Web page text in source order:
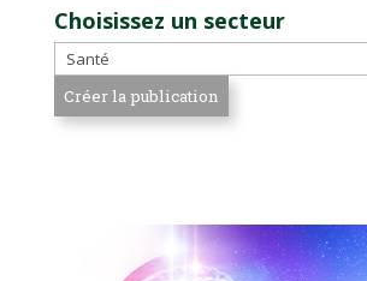
Choisissez un secteur